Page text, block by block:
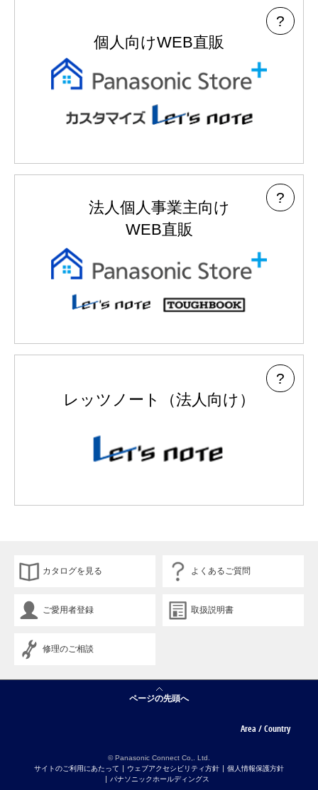
ノートパソコン 「バッテリー診断・制御プログラム」インストール
個人向けWEB直販
?
法人個人事業主向け
WEB直販
?
レッツノート （法人向け）
?
カタログを見る よくあるご質問
ご愛用者登録 取扱説明書
修理のご相談
ページの先頭へ
Area / Country
© Panasonic Connect Co,. Ltd.
サイトのご利用にあたって
ウェブアクセシビリティ方針
個人情報保護方針
パナソニックホールディングス